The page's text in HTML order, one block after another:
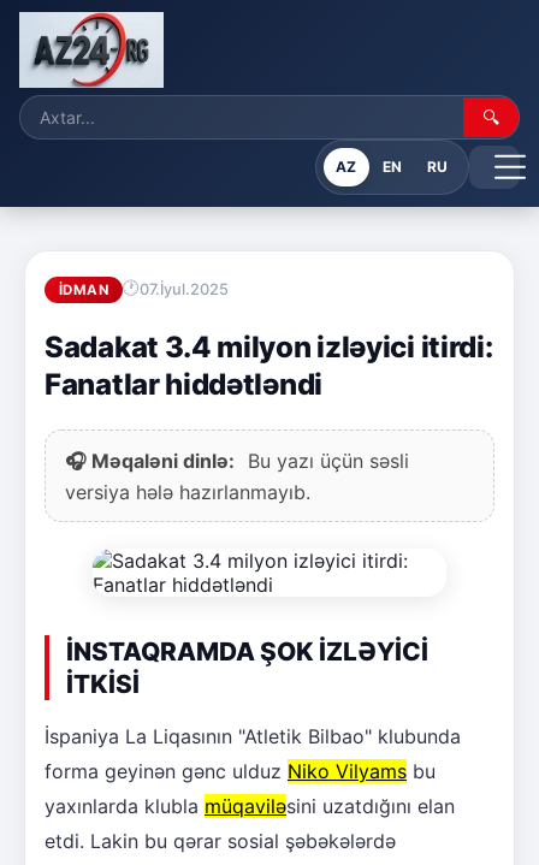
🔍
AZ EN RU
İDMAN 07.İyul.2025
Sadakat 3.4 milyon izləyici itirdi:
Fanatlar hiddətləndi
🎧 Məqaləni dinlə:
Bu yazı üçün səsli
versiya hələ hazırlanmayıb.
İNSTAQRAMDA ŞOK İZLƏYİCİ
İTKİSİ
İspaniya La Liqasının "Atletik Bilbao" klubunda
forma geyinən gənc ulduz Niko Vilyams bu
yaxınlarda klubla müqaviləsini uzatdığını elan
etdi. Lakin bu qərar sosial şəbəkələrdə